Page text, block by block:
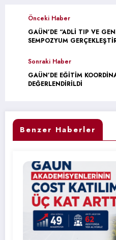
Önceki Haber
GAÜN’DE “ADLİ TIP VE
SEMPOZYUM
Sonraki Haber
GAÜN’DE EĞİTİM
DEĞERLENDİRİLDİ
Benzer Haberler